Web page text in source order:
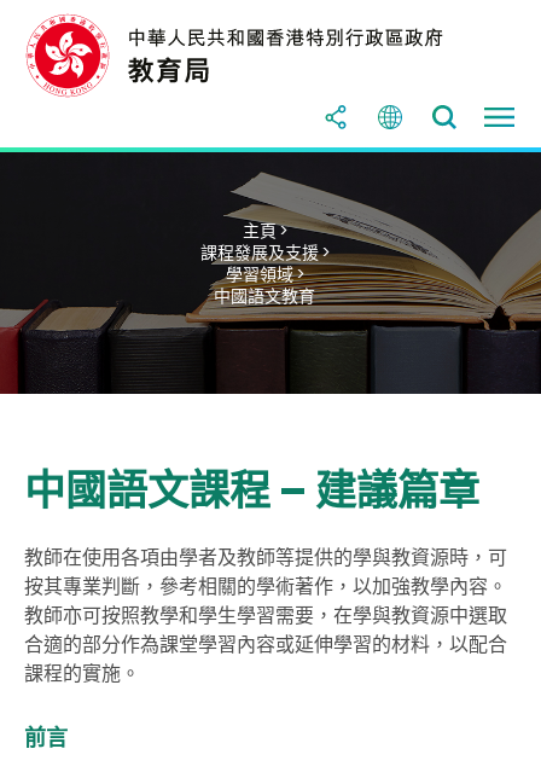
主頁 >
課程發展及支援 >
學習領域 >
中國語文教育
中國語文課程 – 建議篇章
教師在使用各項由學者及教師等提供的學與教資源時，可
按其專業判斷，參考相關的學術著作，以加強教學內容。
教師亦可按照教學和學生學習需要，在學與教資源中選取
合適的部分作為課堂學習內容或延伸學習的材料，以配合
課程的實施。
前言